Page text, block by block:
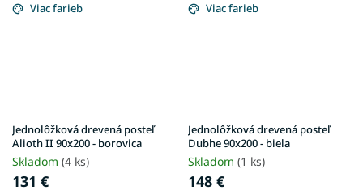
Viac farieb
Jednolôžková drevená posteľ
Alioth II 90x200 - borovica
Skladom (4 ks)
131 €
Viac farieb
Jednolôžková drevená posteľ
Dubhe 90x200 - biela
Skladom (1 ks)
148 €